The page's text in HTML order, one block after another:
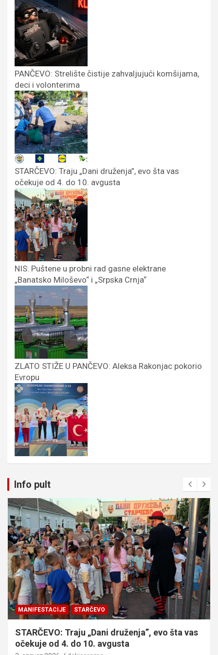
PANČEVO: Strelište čistije zahvaljujući komšijama,
deci i volonterima
STARČEVO: Traju „Dani druženja”, evo šta vas
očekuje od 4. do 10. avgusta
NIS: Puštene u probni rad gasne elektrane
„Banatsko Miloševo“ i „Srpska Crnja“
ZLATO STIŽE U PANČEVO: Aleksa Rakonjac pokorio
Evropu
Info pult
MANIFESTACIJE STARČEVO
STARČEVO: Traju „Dani druženja”, evo šta vas
očekuje od 4. do 10. avgusta